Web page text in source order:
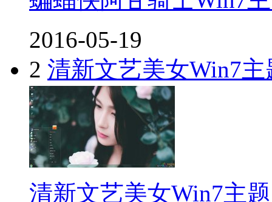
2016-05-19
2 清新文艺美女Win7主
清新文艺美女Win7主题